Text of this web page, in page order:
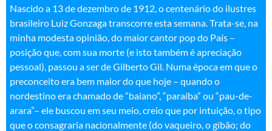
Nascido a 13 de dezembro de 1912, o centenário do ilustres
brasileiro Luiz Gonzaga transcorre esta semana. Trata-se, na
minha modesta opinião, do maior cantor pop do País –
posição que, com sua morte (e isto também é apreciação
pessoal), passou a ser de Gilberto Gil. Numa época em que o
preconceito era bem maior do que hoje – quando o
nordestino era chamado de “baiano”, “paraíba” ou “pau-de-
arara”– ele buscou em seu meio, creio que por intuição, o tipo
que o consagraria nacionalmente (do vaqueiro, o gibão; do